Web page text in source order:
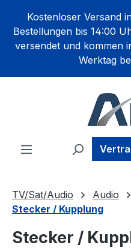
springen
Kostenloser Versand
Bestellungen bis 14:00
versendet und kommen
Werktag
TV/Sat/Audio Audio
Stecker / Kupplung
Stecker /